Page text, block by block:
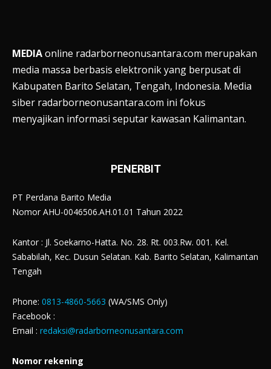
MEDIAonline radarborneonusantara.com merupakan
media massa berbasis elektronik yang berpusat di
Kabupaten Barito Selatan, Tengah, Indonesia. Media
siber radarborneonusantara.com ini fokus
menyajikan informasi seputar kawasan Kalimantan.
PENERBIT
PT Perdana Barito Media
Nomor AHU-0046506.AH.01.01 Tahun 2022
Kantor : Jl. Soekarno-Hatta. No. 28. Rt. 003.Rw. 001. Kel.
Sababilah, Kec. Dusun Selatan. Kab. Barito Selatan, Kalimantan
Tengah
Phone: 0813-4860-5663 (WA/SMS Only)
Facebook :
Email : redaksi@radarborneonusantara.com
Nomor rekening